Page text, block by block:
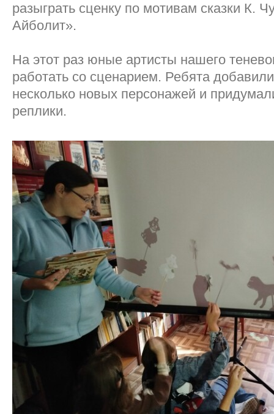
разыграть сценку по мотивам сказки К.
Айболит».
На этот раз юные артисты нашего
работать со сценарием. Ребята
несколько новых персонажей и
реплики.